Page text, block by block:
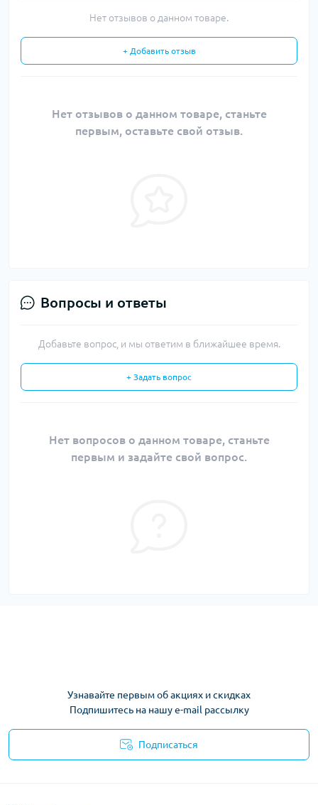
Нет отзывов о данном товаре.
+ Добавить отзыв
Нет отзывов о данном товаре, станьте
первым, оставьте свой отзыв.
Вопросы и ответы
Добавьте вопрос, и мы ответим в ближайшее время.
+ Задать вопрос
Нет вопросов о данном товаре, станьте
первым и задайте свой вопрос.
Узнавайте первым об акциях и скидках
Подпишитесь на нашу e-mail рассылку
Подписаться